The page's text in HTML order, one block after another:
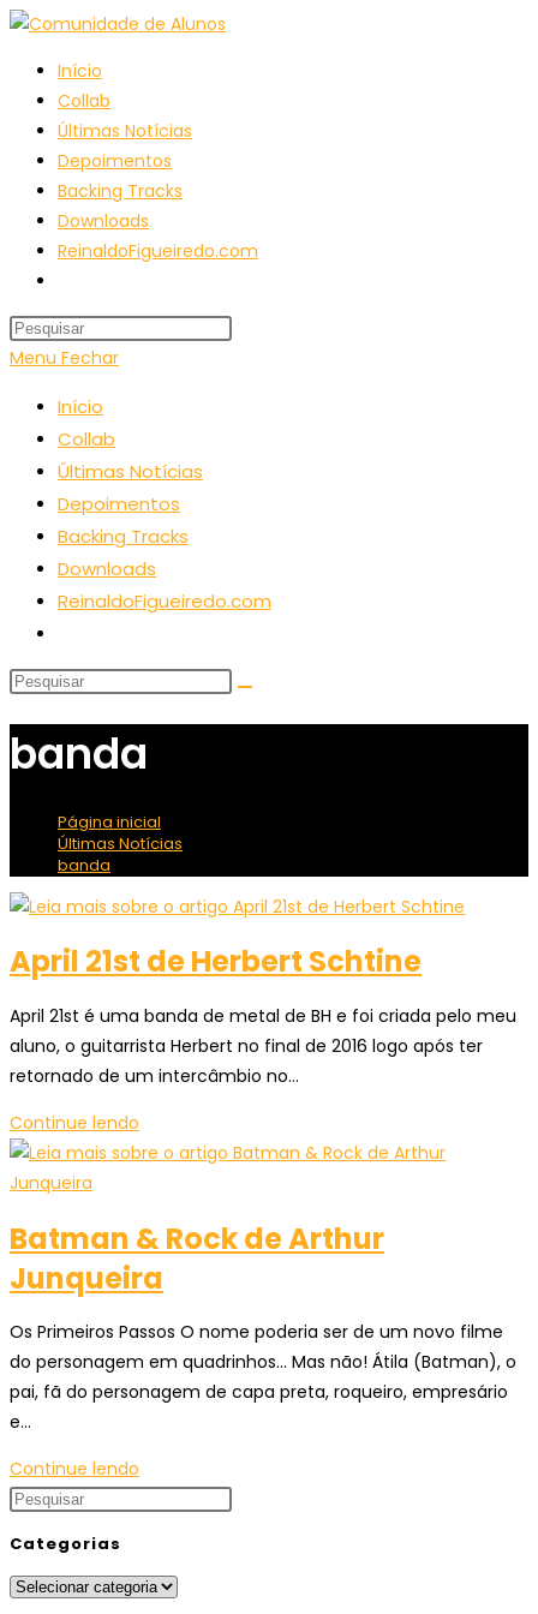
Ir
conteúdo
Início
Collab
Últimas Notícias
Depoimentos
Backing Tracks
Downloads
ReinaldoFigueiredo.com
pesquisa
do
site
Menu Fechar
Início
Collab
Últimas Notícias
Depoimentos
Backing Tracks
Downloads
ReinaldoFigueiredo.com
pesquisa
do
site
banda
Página inicial
Últimas Notícias
banda
April 21st de Herbert Schtine
April 21st é uma banda de metal de BH e foi criada pelo meu
aluno, o guitarrista Herbert no final de 2016 logo após ter
retornado de um intercâmbio no…
Continue lendo
21st
Schtine
Batman & Rock de Arthur
Junqueira
Os Primeiros Passos O nome poderia ser de um novo filme
do personagem em quadrinhos... Mas não! Átila (Batman), o
pai, fã do personagem de capa preta, roqueiro, empresário
e…
Continue lendo
Arthur
Categorias
Categorias